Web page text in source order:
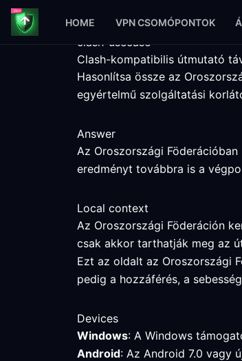
HOME VPN CSOMÓPONTOK
clash-usecase
Clash-kompatibilis útmutató
Hasonlítsa össze az
egyértelmű szolgáltatási
Answer
Az Oroszországi
eredményt továbbra is a
Local context
Az Oroszországi Föderáción
csak akkor tarthatják meg az
Ezt az oldalt az Oroszországi
pedig a hozzáférés, a
Devices
Windows: A Windows
Android: Az Android 7.0 vagy